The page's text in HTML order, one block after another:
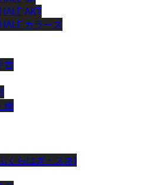
AKT
カラーズ
首
腰
くらはぎ・スネ)